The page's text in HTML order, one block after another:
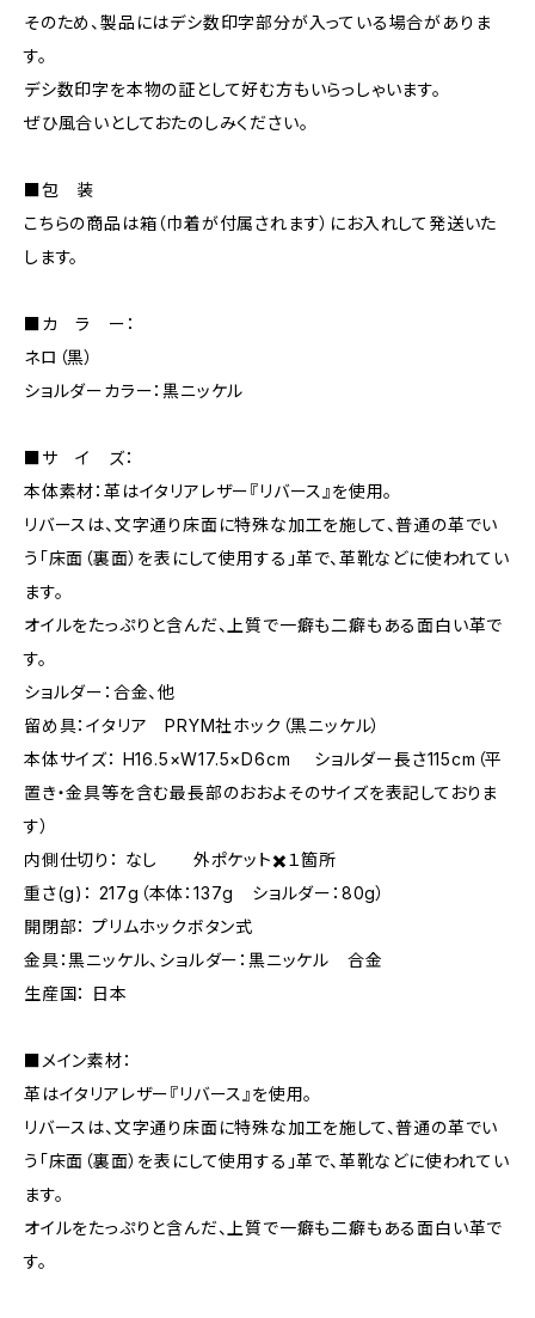
そのため、製品にはデシ数印字部分が入っている場合がありま
す。
デシ数印字を本物の証として好む方もいらっしゃいます。
ぜひ風合いとしておたのしみください。
■包 装
こちらの商品は箱（巾着が付属されます）にお入れして発送いた
します。
■カ ラ ー：
ネロ（黒）
ショルダーカラー：黒ニッケル
■サ イ ズ：
本体素材：革はイタリアレザー『リバース』を使用。
リバースは、文字通り床面に特殊な加工を施して、普通の革でい
う「床面（裏面）を表にして使用する」革で、革靴などに使われてい
ます。
オイルをたっぷりと含んだ、上質で一癖も二癖もある面白い革で
す。
ショルダー：合金、他
留め具：イタリア PRYM社ホック（黒ニッケル）
本体サイズ： H16.5×W17.5×D6cm ショルダー長さ115cm（平
置き・金具等を含む最長部のおおよそのサイズを表記しておりま
す）
内側仕切り： なし 外ポケット✖️１箇所
重さ(g)： 217g（本体：137g ショルダー：80g）
開閉部： プリムホックボタン式
金具：黒ニッケル、ショルダー：黒ニッケル 合金
生産国： 日本
■メイン素材：
革はイタリアレザー『リバース』を使用。
リバースは、文字通り床面に特殊な加工を施して、普通の革でい
う「床面（裏面）を表にして使用する」革で、革靴などに使われてい
ます。
オイルをたっぷりと含んだ、上質で一癖も二癖もある面白い革で
す。